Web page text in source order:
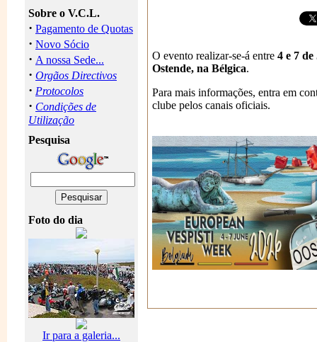
Sobre o V.C.L.
· Pagamento de Quotas
· Novo Sócio
· A nossa Sede...
· Orgãos Directivos
· Protocolos
· Condições de
Utilização
Pesquisa
Foto do dia
Ir para a galeria...
O evento realizar-se-á entre 4 e 7
Ostende, na Bélgica.
Para mais informações, entra em
clube pelos canais oficiais.